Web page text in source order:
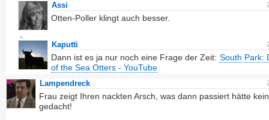
Assi
Otten-Poller klingt auch besser.
Kaputti
Dann ist es ja nur noch eine Frage der Zeit: South Park:
of the Sea Otters - YouTube
Lampendreck
Frau zeigt Ihren nackten Arsch, was dann passiert hätte
gedacht!